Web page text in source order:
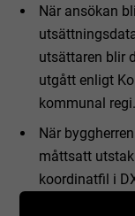
När ansökan
utsättaren blir
utgått enligt
kommunal regi.
När
måttsatt
koordinatfil i